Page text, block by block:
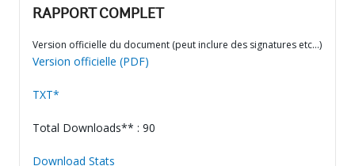
RAPPORT COMPLET
Version officielle du document (peut inclure des signatures etc…)
Version officielle (PDF)
TXT*
Total Downloads** : 90
Download Stats